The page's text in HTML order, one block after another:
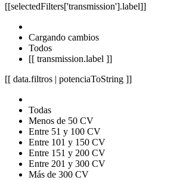
[[selectedFilters['transmission'].label]]
Cargando cambios
Todos
[[ transmission.label ]]
[[ data.filtros | potenciaToString ]]
Todas
Menos de 50 CV
Entre 51 y 100 CV
Entre 101 y 150 CV
Entre 151 y 200 CV
Entre 201 y 300 CV
Más de 300 CV